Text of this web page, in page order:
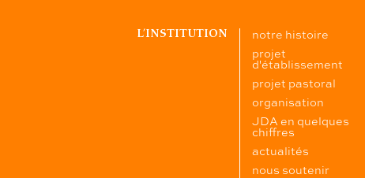
L’INSTITUTION
notre histoire
projet
d'établissement
projet pastoral
organisation
JDA en quelques
chiffres
actualités
nous soutenir